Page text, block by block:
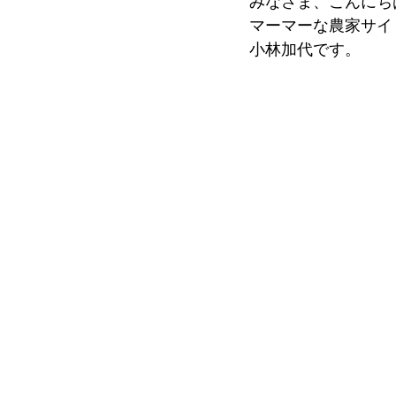
マーマーな農家サ
小林加代です。